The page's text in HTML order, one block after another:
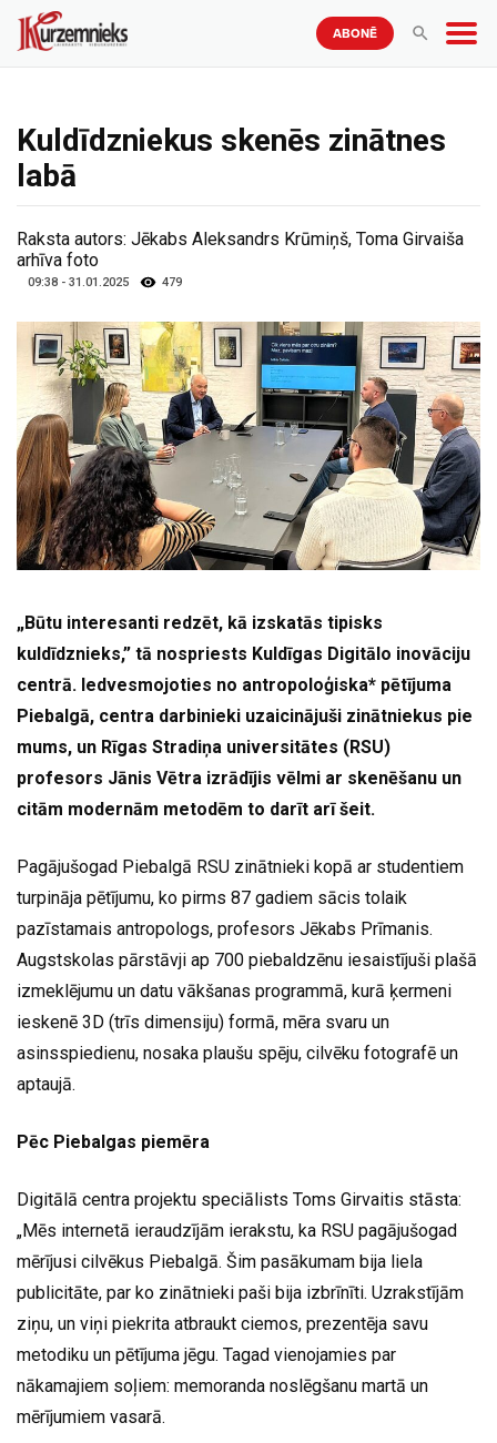
ABONĒ
Kuldīdzniekus skenēs zinātnes
labā
Raksta autors: Jēkabs Aleksandrs Krūmiņš, Toma Girvaiša
arhīva foto
09:38 - 31.01.2025 479
„Būtu interesanti redzēt, kā izskatās tipisks
kuldīdznieks,” tā nospriests Kuldīgas Digitālo inovāciju
centrā. Iedvesmojoties no antropoloģiska* pētījuma
Piebalgā, centra darbinieki uzaicinājuši zinātniekus pie
mums, un Rīgas Stradiņa universitātes (RSU)
profesors Jānis Vētra izrādījis vēlmi ar skenēšanu un
citām modernām metodēm to darīt arī šeit.
Pagājušogad Piebalgā RSU zinātnieki kopā ar studentiem
turpināja pētījumu, ko pirms 87 gadiem sācis tolaik
pazīstamais antropologs, profesors Jēkabs Prīmanis.
Augstskolas pārstāvji ap 700 piebaldzēnu iesaistījuši plašā
izmeklējumu un datu vākšanas programmā, kurā ķermeni
ieskenē 3D (trīs dimensiju) formā, mēra svaru un
asinsspiedienu, nosaka plaušu spēju, cilvēku fotografē un
aptaujā.
Pēc Piebalgas piemēra
Digitālā centra projektu speciālists Toms Girvaitis stāsta:
„Mēs internetā ieraudzījām ierakstu, ka RSU pagājušogad
mērījusi cilvēkus Piebalgā. Šim pasākumam bija liela
publicitāte, par ko zinātnieki paši bija izbrīnīti. Uzrakstījām
ziņu, un viņi piekrita atbraukt ciemos, prezentēja savu
metodiku un pētījuma jēgu. Tagad vienojamies par
nākamajiem soļiem: memoranda noslēgšanu martā un
mērījumiem vasarā.